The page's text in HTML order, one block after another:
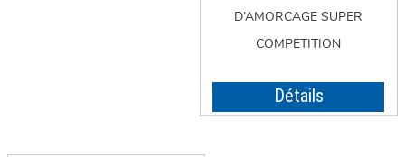
D’AMORCAGE SUPER
COMPETITION
Détails